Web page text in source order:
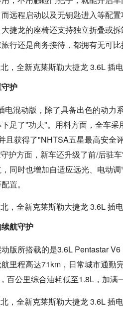
远程启动以及无钥匙进入等配
捷龙的座椅还支持独立折叠或
行还是商务接待，都拥有无可比
护
电混动版，除了具备出色的动力
足了"功夫"。用料方面，全车采
且获得了"NHTSA五星最高安全
护方面，新车还升级了前/后驻
同时也增加自适应远光、电动
置。
航守护
版所搭载的是3.6L Pentastar
里程高达71km，日常城市通勤
百公里综合油耗低至1.8L，加满